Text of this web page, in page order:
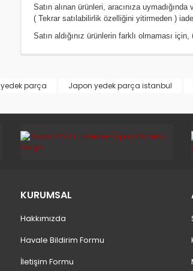
Satın alınan ürünleri, aracınıza
( Tekrar satılabilirlik özelliğini yitirmeden )
Satın aldığınız ürünlerin farklı olmaması
parça Japon yedek parça istanbul
KURUMSAL
Hakkımızda
Havale Bildirim Formu
İletişim Formu